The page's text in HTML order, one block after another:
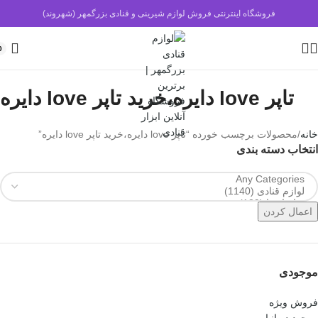
فروشگاه اینترنتی فروش لوازم شیرینی و قنادی بزرگمهر (شهروند)
تاپر love دایره،خرید تاپر love دایره
خانه محصولات برچسب خورده “تاپر love دایره،خرید تاپر love دایره”
انتخاب دسته بندی
اعمال کردن
موجودی
فروش ویژه